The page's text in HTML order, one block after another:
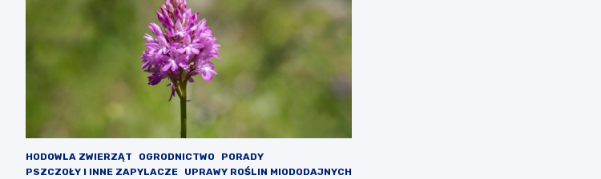
HODOWLA ZWIERZĄT OGRODNICTWO
PORADY
PSZCZOŁY I INNE ZAPYLACZE
UPRAWY ROŚLIN MIODODAJNYCH